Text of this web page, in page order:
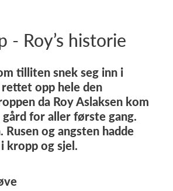
- Roy’s historie
tilliten snek seg inn i
opp hele den
da Roy Aslaksen kom
for aller første gang.
Rusen og angsten hadde
kropp og sjel.